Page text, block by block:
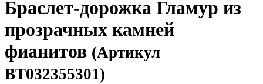
Браслет-дорожка Гламур из
прозрачных камней
фианитов (Артикул
BT032355301)